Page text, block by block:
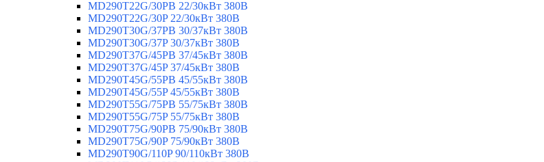
MD290T22G/30PB 22/30кВт 380В
MD290T22G/30P 22/30кВт 380В
MD290T30G/37PB 30/37кВт 380В
MD290T30G/37P 30/37кВт 380В
MD290T37G/45PB 37/45кВт 380В
MD290T37G/45P 37/45кВт 380В
MD290T45G/55PB 45/55кВт 380В
MD290T45G/55P 45/55кВт 380В
MD290T55G/75PB 55/75кВт 380В
MD290T55G/75P 55/75кВт 380В
MD290T75G/90PB 75/90кВт 380В
MD290T75G/90P 75/90кВт 380В
MD290T90G/110P 90/110кВт 380В